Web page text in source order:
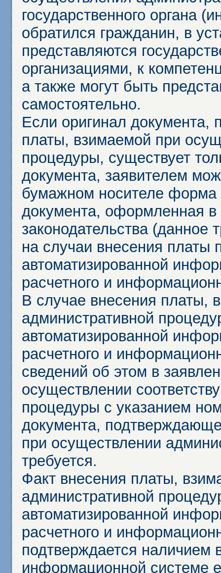
государственного органа
обратился гражданин, в
представляются
организациями, к
а также могут быть
самостоятельно.
Если оригинал документа,
платы, взимаемой при
процедуры, существует
документа, заявителем
бумажном носителе форма
документа, оформленная в
законодательства (данное
на случаи внесения платы
автоматизированной
расчетного и
В случае внесения платы,
административной
автоматизированной
расчетного и
сведений об этом в
осуществлении
процедуры с указанием
документа,
при осуществлении
требуется.
Факт внесения платы,
административной
автоматизированной
расчетного и
подтверждается наличием
информационной системе